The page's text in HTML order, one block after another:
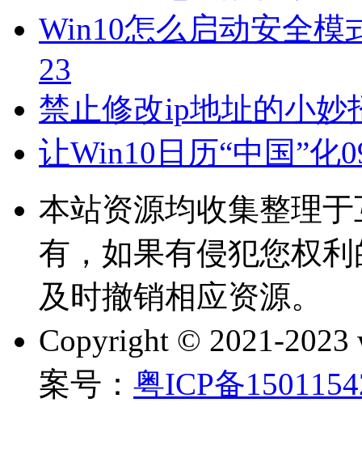
Win10怎么启动安全模
23
禁止修改ip地址的小妙
让Win10日历“中国”化
本站资源均收集整理
有，如果有侵犯您权
及时撤销相应资源。
Copyright © 2021-2023
案号： 粤ICP备